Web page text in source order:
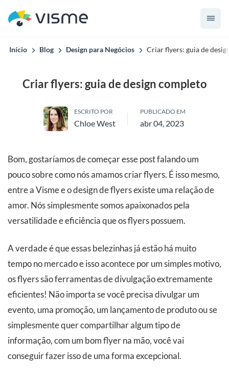
Início Blog Design para Negócios Criar flyers: guia de
Criar flyers: guia de design completo
ESCRITO POR
Chloe West
PUBLICADO EM
abr 04, 2023
Bom, gostaríamos de começar esse post falando um
pouco sobre como nós amamos criar flyers. É isso mesmo,
entre a Visme e o design de flyers existe uma relação de
amor. Nós simplesmente somos apaixonados pela
versatilidade e eficiência que os flyers possuem.
A verdade é que essas belezinhas já estão há muito
tempo no mercado e isso acontece por um simples motivo,
os flyers são ferramentas de divulgação extremamente
eficientes! Não importa se você precisa divulgar um
evento, uma promoção, um lançamento de produto ou se
simplesmente quer compartilhar algum tipo de
informação, com um bom flyer na mão, você vai
conseguir fazer isso de uma forma excepcional.